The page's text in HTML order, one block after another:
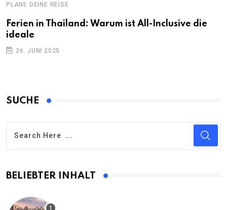
PLANE DEINE REISE
Ferien in Thailand: Warum ist All-Inclusive die
ideale
26. JUNI 2025
SUCHE
BELIEBTER INHALT